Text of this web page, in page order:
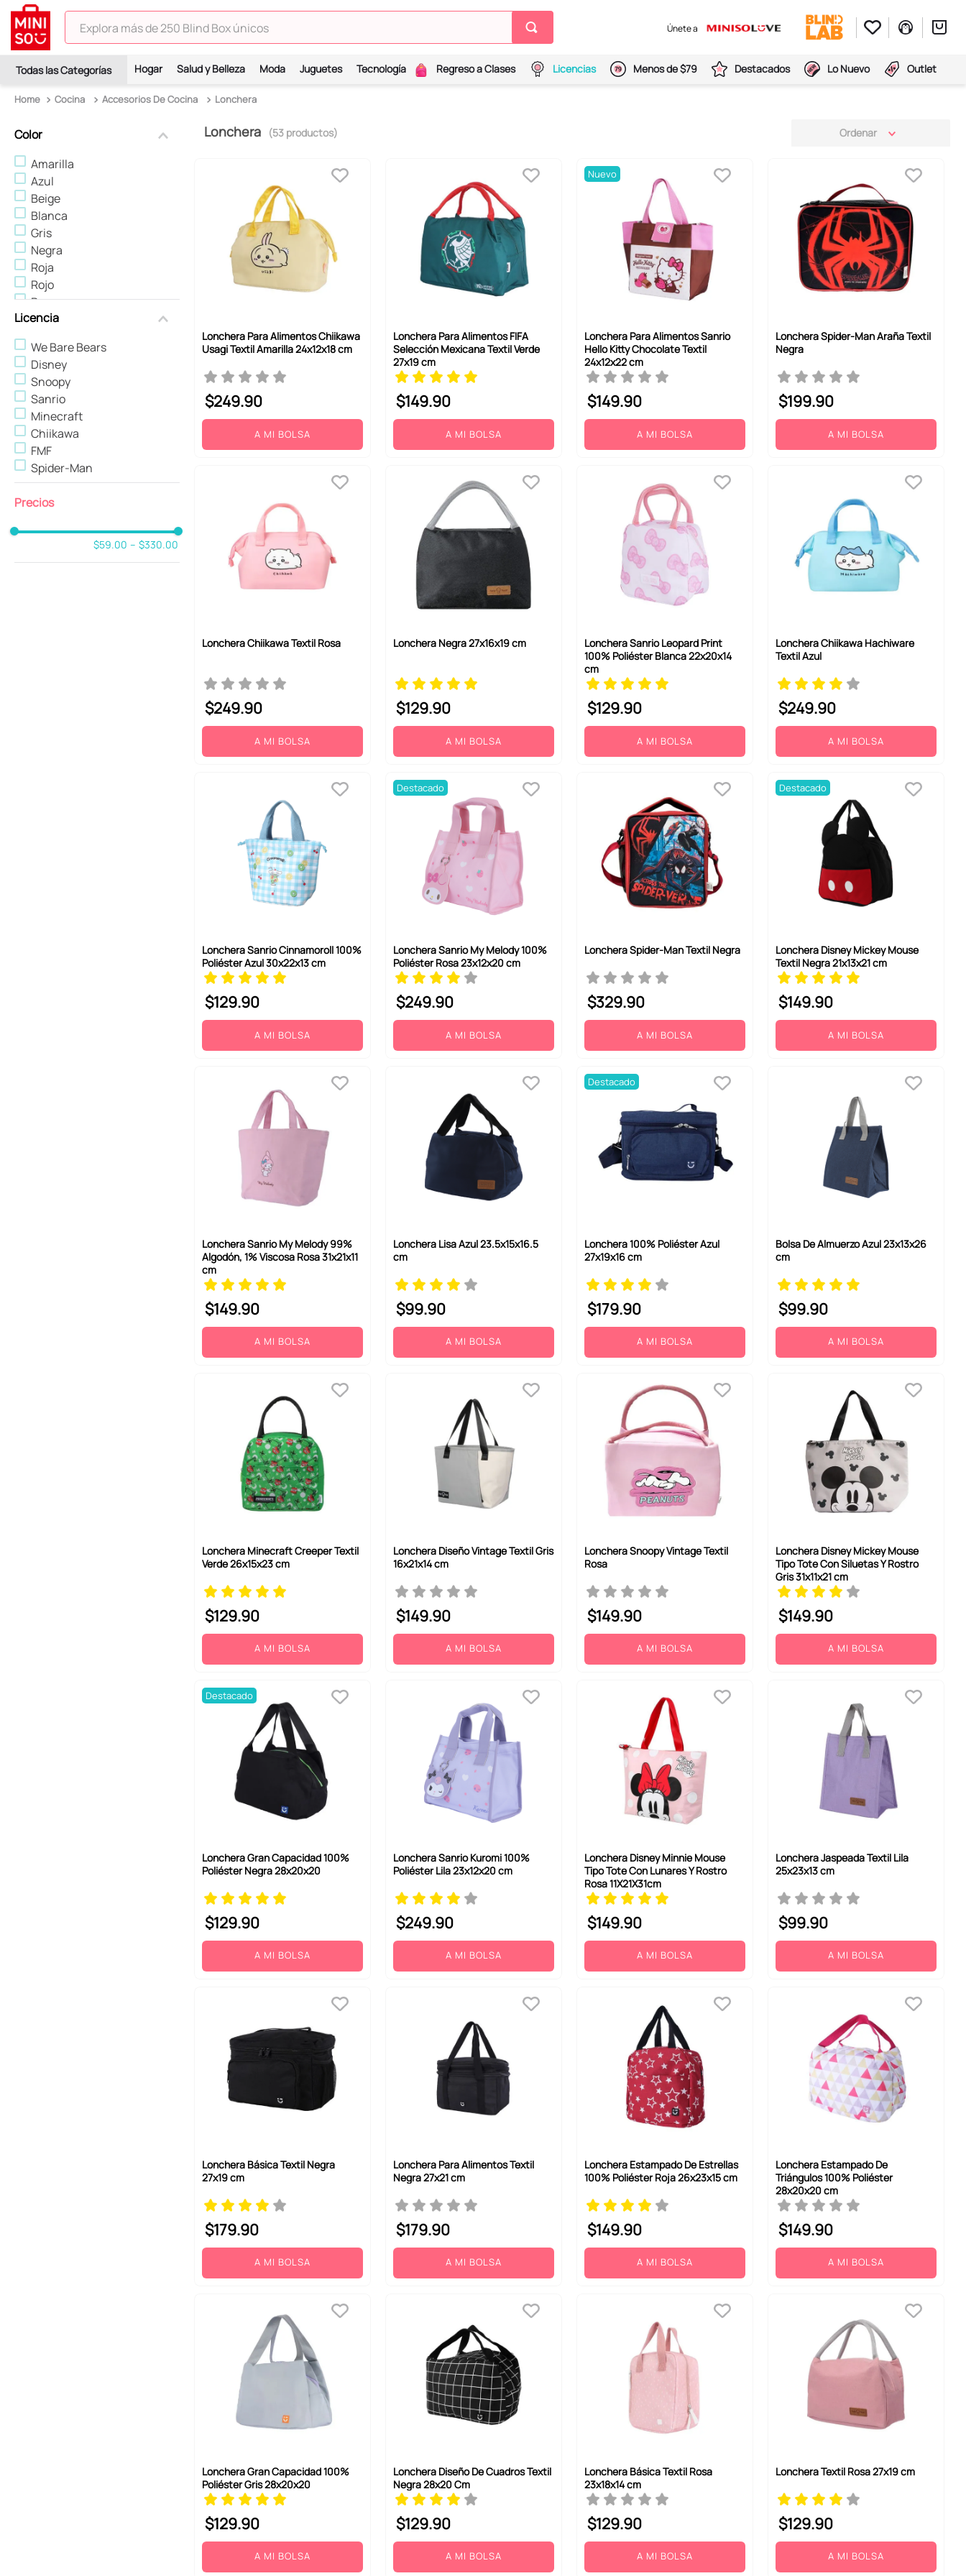
Explora más de 250 Blind Box únicos
Únete a
Hogar Salud y Belleza Moda Juguetes Tecnología Regreso a Clases Licencias Menos de $79 Destacados Lo Nuevo Outlet
Cocina Accesorios De Cocina Lonchera
Color
Amarilla
Azul
Beige
Blanca
Gris
Negra
Roja
Rojo
Rosa
Verde
Licencia
We Bare Bears
Disney
Snoopy
Sanrio
Minecraft
Chiikawa
FMF
Spider-Man
$59.00 – $330.00
Lonchera 53 productos
Lonchera Para Alimentos Chiikawa
Usagi Textil Amarilla 24x12x18 cm
$249.90
A MI BOLSA
Lonchera Para Alimentos FIFA
Selección Mexicana Textil Verde
27x19 cm
$149.90
A MI BOLSA
Nuevo
Lonchera Para Alimentos Sanrio
Hello Kitty Chocolate Textil
24x12x22 cm
$149.90
A MI BOLSA
Lonchera Spider-Man Araña Textil
Negra
$199.90
A MI BOLSA
Lonchera Chiikawa Textil Rosa
$249.90
A MI BOLSA
Lonchera Negra 27x16x19 cm
$129.90
A MI BOLSA
Lonchera Sanrio Leopard Print
100% Poliéster Blanca 22x20x14
cm
$129.90
A MI BOLSA
Lonchera Chiikawa Hachiware
Textil Azul
$249.90
A MI BOLSA
Lonchera Sanrio Cinnamoroll 100%
Poliéster Azul 30x22x13 cm
$129.90
A MI BOLSA
Destacado
Lonchera Sanrio My Melody 100%
Poliéster Rosa 23x12x20 cm
$249.90
A MI BOLSA
Lonchera Spider-Man Textil Negra
$329.90
A MI BOLSA
Destacado
Lonchera Disney Mickey Mouse
Textil Negra 21x13x21 cm
$149.90
A MI BOLSA
Lonchera Sanrio My Melody 99%
Algodón, 1% Viscosa Rosa 31x21x11
cm
$149.90
A MI BOLSA
Lonchera Lisa Azul 23.5x15x16.5
cm
$99.90
A MI BOLSA
Destacado
Lonchera 100% Poliéster Azul
27x19x16 cm
$179.90
A MI BOLSA
Bolsa De Almuerzo Azul 23x13x26
cm
$99.90
A MI BOLSA
Lonchera Minecraft Creeper Textil
Verde 26x15x23 cm
$129.90
A MI BOLSA
Lonchera Diseño Vintage Textil Gris
16x21x14 cm
$149.90
A MI BOLSA
Lonchera Snoopy Vintage Textil
Rosa
$149.90
A MI BOLSA
Lonchera Disney Mickey Mouse
Tipo Tote Con Siluetas Y Rostro
Gris 31x11x21 cm
$149.90
A MI BOLSA
Destacado
Lonchera Gran Capacidad 100%
Poliéster Negra 28x20x20
$129.90
A MI BOLSA
Lonchera Sanrio Kuromi 100%
Poliéster Lila 23x12x20 cm
$249.90
A MI BOLSA
Lonchera Disney Minnie Mouse
Tipo Tote Con Lunares Y Rostro
Rosa 11X21X31cm
$149.90
A MI BOLSA
Lonchera Jaspeada Textil Lila
25x23x13 cm
$99.90
A MI BOLSA
Lonchera Básica Textil Negra
27x19 cm
$179.90
A MI BOLSA
Lonchera Para Alimentos Textil
Negra 27x21 cm
$179.90
A MI BOLSA
Lonchera Estampado De Estrellas
100% Poliéster Roja 26x23x15 cm
$149.90
A MI BOLSA
Lonchera Estampado De
Triángulos 100% Poliéster
28x20x20 cm
$149.90
A MI BOLSA
Lonchera Gran Capacidad 100%
Poliéster Gris 28x20x20
$129.90
A MI BOLSA
Lonchera Diseño De Cuadros Textil
Negra 28x20 Cm
$129.90
A MI BOLSA
Lonchera Básica Textil Rosa
23x18x14 cm
$129.90
A MI BOLSA
Lonchera Textil Rosa 27x19 cm
$129.90
A MI BOLSA
TÉRMINOS MÁS BUSCADOS
2.
spiderman
peluche